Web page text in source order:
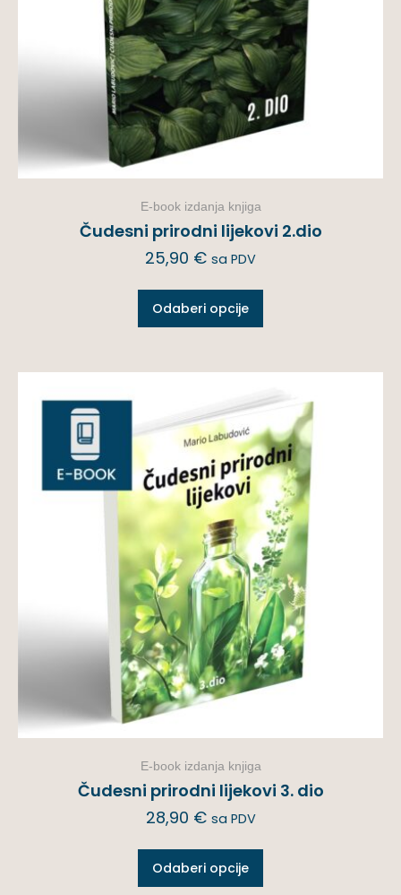
E-book izdanja knjiga
Čudesni prirodni lijekovi 2.dio
25,90 € sa PDV
Odaberi opcije
E-book izdanja knjiga
Čudesni prirodni lijekovi 3. dio
28,90 € sa PDV
Odaberi opcije